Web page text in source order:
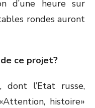
d’une heure sur
rondes auront
ce projet?
dont l’Etat russe,
histoire»